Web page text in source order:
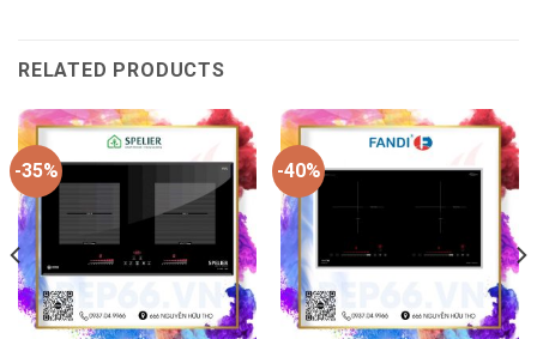
RELATED PRODUCTS
-35% -40%